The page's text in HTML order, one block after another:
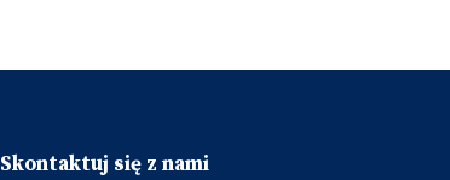
Skontaktuj się z nami